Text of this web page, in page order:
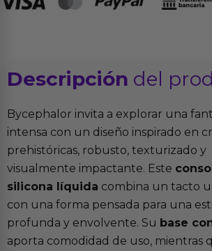
Descripción del
Bycephalor invita a explorar una
intensa con un diseño inspirado en
prehistóricas, robusto, texturizado y
visualmente impactante. Este
silicona líquida combina un tacto
con una forma pensada para una
profunda y envolvente. Su base
aporta comodidad de uso, mientras